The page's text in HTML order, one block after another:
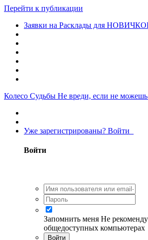
Перейти к публикации
Заявки на Расклады для
Колесо Судьбы Не вреди, если не
Уже зарегистрированы? Войти
Войти
Запомнить меня Не
общедоступных компьютерах
Войти